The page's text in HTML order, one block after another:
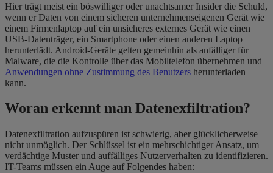
Hier trägt meist ein böswilliger oder unachtsamer Insider die Schuld,
wenn er Daten von einem sicheren unternehmenseigenen Gerät wie
einem Firmenlaptop auf ein unsicheres externes Gerät wie einen
USB-Datenträger, ein Smartphone oder einen anderen Laptop
herunterlädt. Android-Geräte gelten gemeinhin als anfälliger für
Malware, die die Kontrolle über das Mobiltelefon übernehmen und
Anwendungen ohne Zustimmung des Benutzers herunterladen
kann.
Woran erkennt man Datenexfiltration?
Datenexfiltration aufzuspüren ist schwierig, aber glücklicherweise
nicht unmöglich. Der Schlüssel ist ein mehrschichtiger Ansatz, um
verdächtige Muster und auffälliges Nutzerverhalten zu identifizieren.
IT-Teams müssen ein Auge auf Folgendes haben: